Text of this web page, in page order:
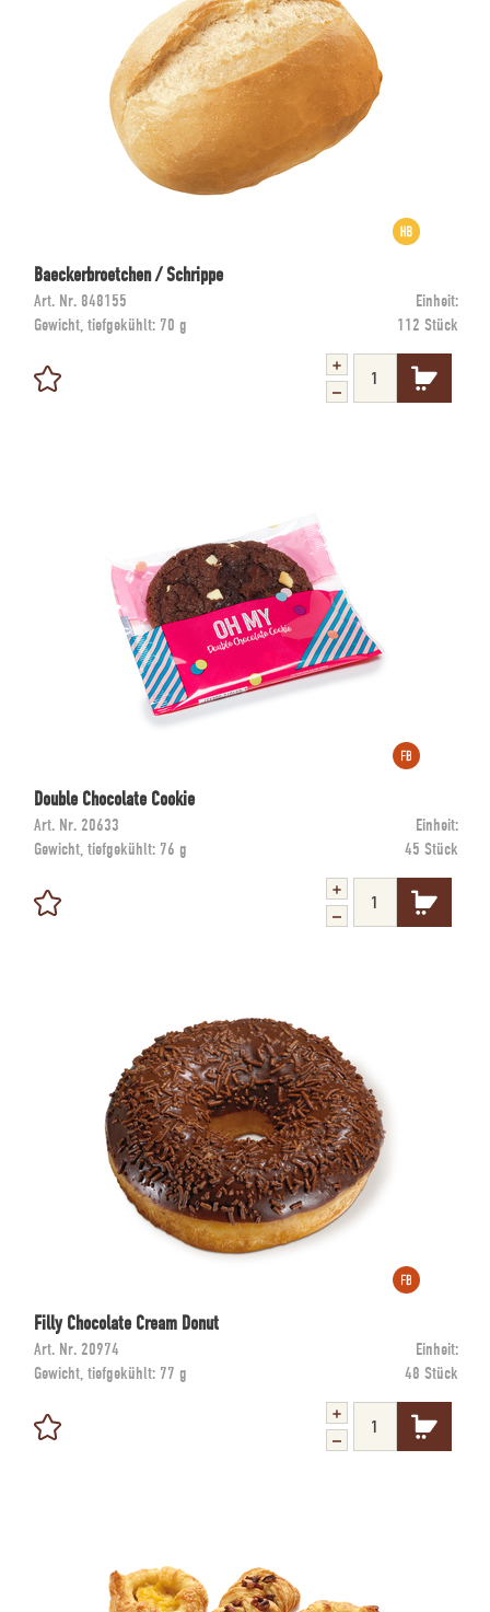
Baeckerbroetchen / Schrippe
Art. Nr. 848155
Einheit:
Gewicht, tiefgekühlt: 70 g 112 Stück
Double Chocolate Cookie
Art. Nr. 20633
Einheit:
Gewicht, tiefgekühlt: 76 g 45 Stück
Filly Chocolate Cream Donut
Art. Nr. 20974
Einheit:
Gewicht, tiefgekühlt: 77 g 48 Stück